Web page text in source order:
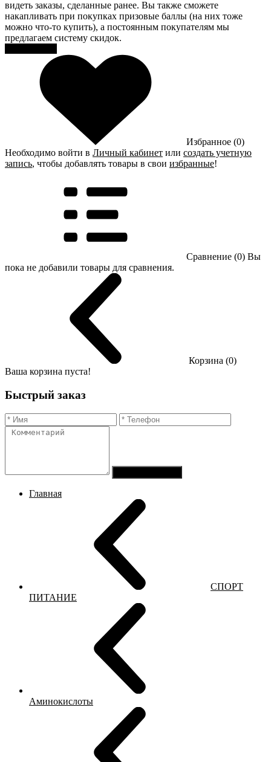
видеть заказы, сделанные ранее. Вы также сможете
накапливать при покупках призовые баллы (на них тоже
можно что-то купить), а постоянным покупателям мы
предлагаем систему скидок.
Избранное (0)
Необходимо войти в Личный кабинет или создать учетную
запись, чтобы добавлять товары в свои избранные!
Сравнение (0) Вы
пока не добавили товары для сравнения.
Корзина (0)
Ваша корзина пуста!
Быстрый заказ
Главная
СПОРТ
ПИТАНИЕ
Аминокислоты